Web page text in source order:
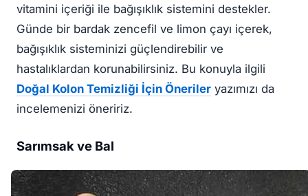
vitamini içeriği ile bağışıklık sistemini destekler.
Günde bir bardak zencefil ve limon çayı içerek,
bağışıklık sisteminizi güçlendirebilir ve
hastalıklardan korunabilirsiniz. Bu konuyla ilgili
Doğal Kolon Temizliği İçin Öneriler yazımızı da
incelemenizi öneririz.
Sarımsak ve Bal